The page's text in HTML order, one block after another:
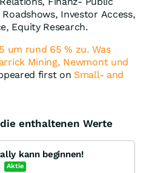
Investor Access,
Equity Research.
um rund 65 % zu. Was
Mining, Newmont und
first on Small- and
enthaltenen Werte
kann beginnen!
Aktie